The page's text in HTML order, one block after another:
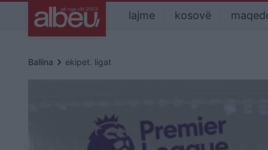
lajme kosovë
Ballina keyboard_arrow_right ekipet. ligat